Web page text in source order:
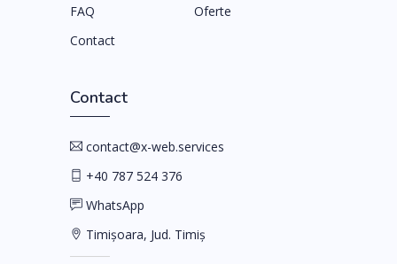
FAQ
Contact
Oferte
Contact
contact@x-web.services
+40 787 524 376
WhatsApp
Timișoara, Jud. Timiș